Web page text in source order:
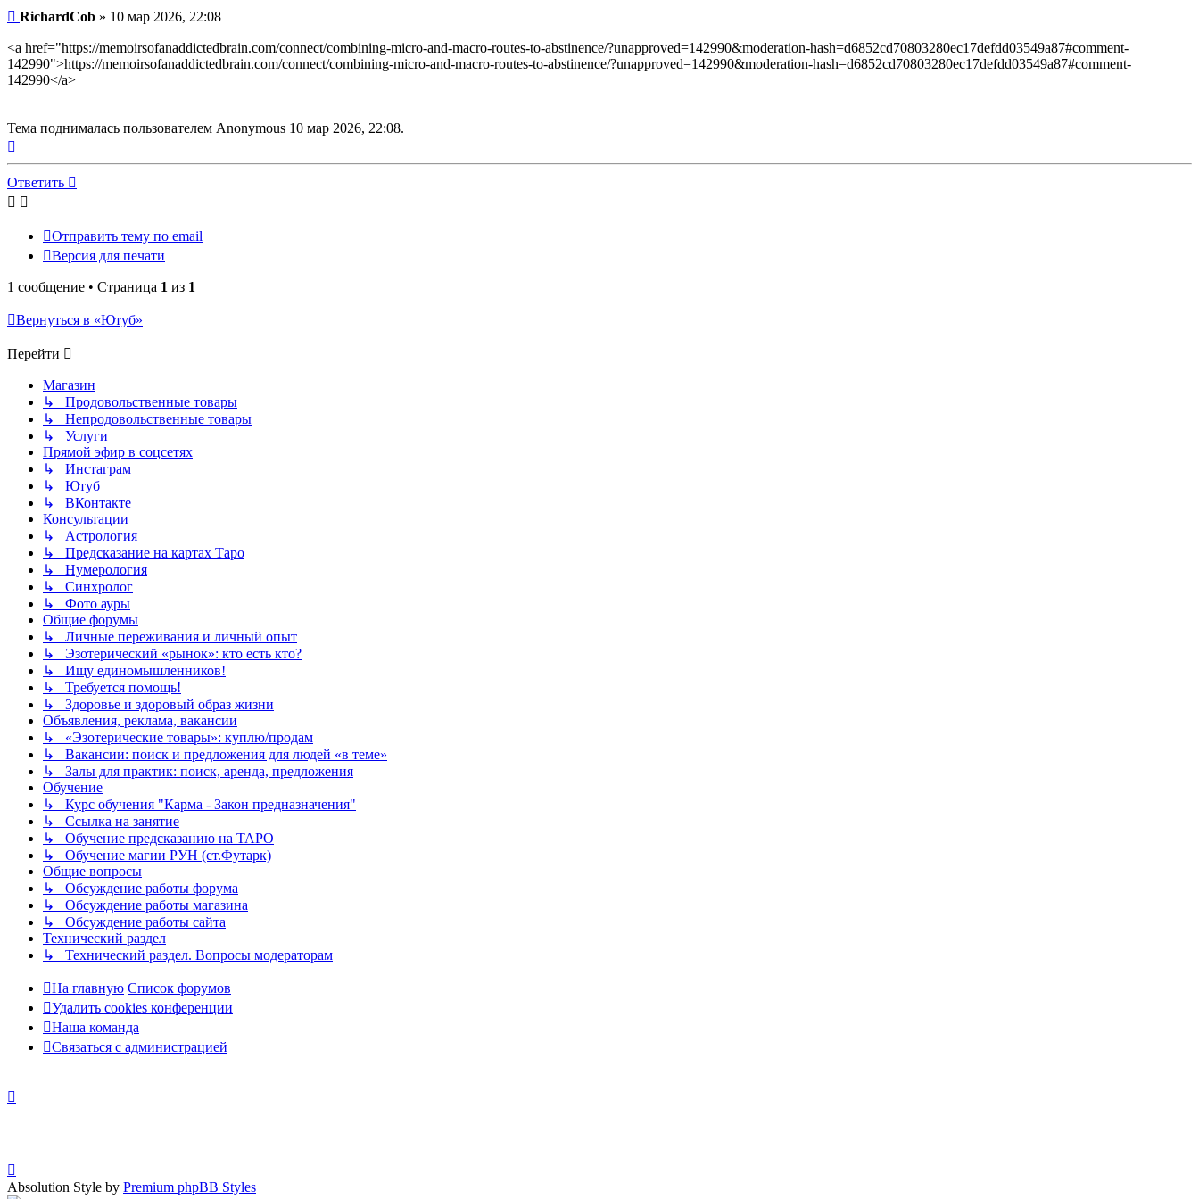
сообщение
Сообщение
RichardCob » 10 мар 2026, 22:08
<a href="https://memoirsofanaddictedbrain.com/connect/combining-micro-and-macro-routes-to-abstinence/?unapproved=142990&moderation-hash=d6852cd70803280ec17defdd03549a87#comment-
142990">https://memoirsofanaddictedbrain.com/connect/combining-micro-and-macro-routes-to-abstinence/?unapproved=142990&moderation-hash=d6852cd70803280ec17defdd03549a87#comment-
142990</a>
Тема поднималась пользователем Anonymous 10 мар 2026, 22:08.
к
началу
Ответить
Отправить тему по email
Версия для печати
1 сообщение • Страница 1 из 1
Вернуться в «Ютуб»
Перейти
Магазин
↳ Продовольственные товары
↳ Непродовольственные товары
↳ Услуги
Прямой эфир в соцсетях
↳ Инстаграм
↳ Ютуб
↳ ВКонтакте
Консультации
↳ Астрология
↳ Предсказание на картах Таро
↳ Нумерология
↳ Синхролог
↳ Фото ауры
Общие форумы
↳ Личные переживания и личный опыт
↳ Эзотерический «рынок»: кто есть кто?
↳ Ищу единомышленников!
↳ Требуется помощь!
↳ Здоровье и здоровый образ жизни
Объявления, реклама, вакансии
↳ «Эзотерические товары»: куплю/продам
↳ Вакансии: поиск и предложения для людей «в теме»
↳ Залы для практик: поиск, аренда, предложения
Обучение
↳ Курс обучения "Карма - Закон предназначения"
↳ Ссылка на занятие
↳ Обучение предсказанию на ТАРО
↳ Обучение магии РУН (ст.Футарк)
Общие вопросы
↳ Обсуждение работы форума
↳ Обсуждение работы магазина
↳ Обсуждение работы сайта
Технический раздел
↳ Технический раздел. Вопросы модераторам
На главную Список форумов
Удалить cookies конференции
Наша команда
Связаться с администрацией
Absolution Style by Premium phpBB Styles